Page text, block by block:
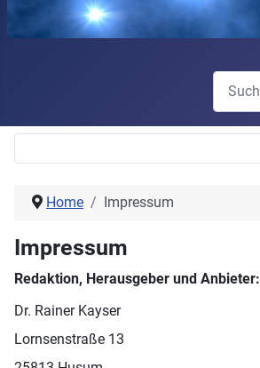
Home Impressum
Impressum
Redaktion, Herausgeber und Anbieter:
Dr. Rainer Kayser
Lornsenstraße 13